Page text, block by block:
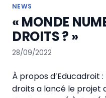
NEWS
« MONDE
DROITS ? »
28/09/2022
À propos d’Educadroit
droits a lancé le projet